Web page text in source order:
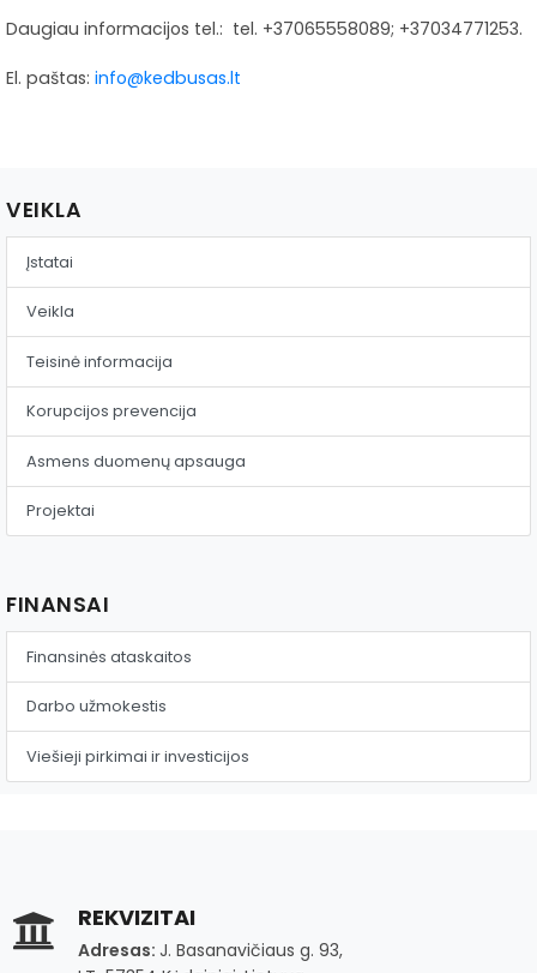
Daugiau informacijos tel.: tel. +37065558089; +37034771253.
El. paštas: info@kedbusas.lt
VEIKLA
Įstatai
Veikla
Teisinė informacija
Korupcijos prevencija
Asmens duomenų apsauga
Projektai
FINANSAI
Finansinės ataskaitos
Darbo užmokestis
Viešieji pirkimai ir investicijos
REKVIZITAI
Adresas: J. Basanavičiaus g. 93,